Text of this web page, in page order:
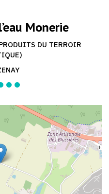
Monerie
DU TERROIR